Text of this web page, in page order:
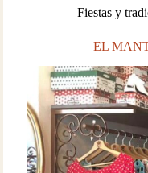
Fiestas y
EL